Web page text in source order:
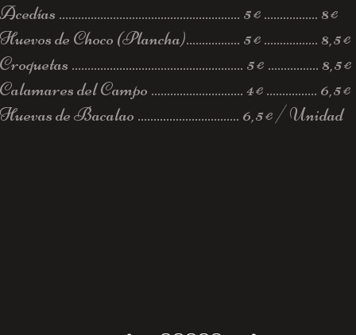
Acedías ......................................................... 5€ ................. 8€
Huevos de Choco (Plancha)................. 5€ ................. 8,5€
Croquetas ...................................................... 5€ ................ 8,5€
Calamares del Campo .............................4€ ................ 6,5€
Huevas de Bacalao ................................ 6,5€/ Unidad